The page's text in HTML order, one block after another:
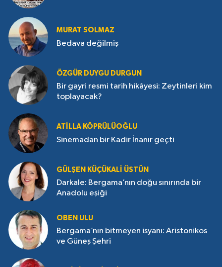
MURAT SOLMAZ
Bedava değilmiş
ÖZGÜR DUYGU DURGUN
Bir gayri resmi tarih hikâyesi: Zeytinleri kim
toplayacak?
ATILLA KÖPRÜLÜOĞLU
Sinemadan bir Kadir İnanır geçti
GÜLŞEN KÜÇÜKALI ÜSTÜN
Darkale: Bergama’nın doğu sınırında bir
Anadolu eşiği
OBEN ULU
Bergama’nın bitmeyen isyanı: Aristonikos
ve Güneş Şehri